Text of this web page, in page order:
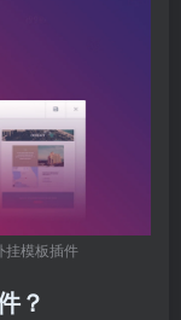
挂模板插件
？